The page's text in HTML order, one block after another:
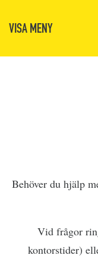
VISA MENY
Behöver du hjälp
Vid frågor
kontorstider)